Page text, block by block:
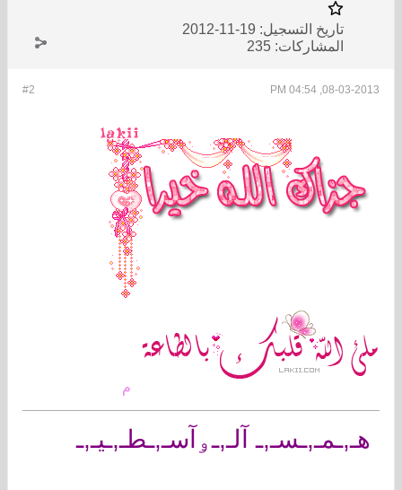
تاريخ التسجيل: 19-11-2012
المشاركات: 235
#2 08-03-2013, 04:54 PM
م
هـ,ـمـ,ـسـ,ـ آلـ,ـۅآسـ,ـطـ,ـيـ,ـ